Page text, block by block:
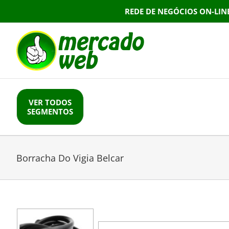
content
REDE DE NEGÓCIOS ON-
VER TODOS
SEGMENTOS
Borracha Do Vigia Belcar